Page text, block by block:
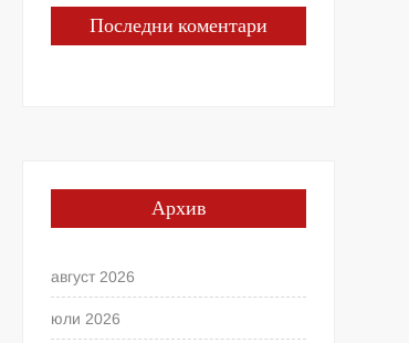
Последни коментари
Архив
август 2026
юли 2026